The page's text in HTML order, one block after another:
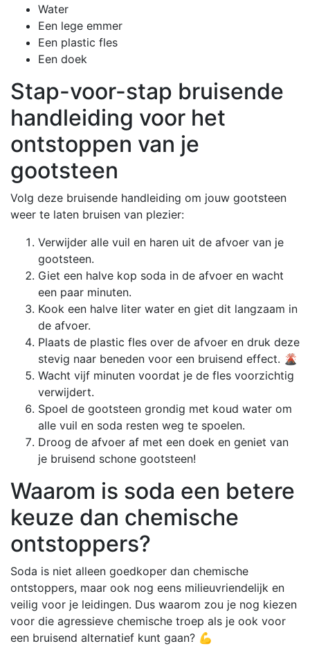
Water
Een lege emmer
Een plastic fles
Een doek
Stap-voor-stap bruisende
handleiding voor het
ontstoppen van je
gootsteen
Volg deze bruisende handleiding om jouw gootsteen
weer te laten bruisen van plezier:
Verwijder alle vuil en haren uit de afvoer van je
gootsteen.
Giet een halve kop soda in de afvoer en wacht
een paar minuten.
Kook een halve liter water en giet dit langzaam in
de afvoer.
Plaats de plastic fles over de afvoer en druk deze
stevig naar beneden voor een bruisend effect. 🌋
Wacht vijf minuten voordat je de fles voorzichtig
verwijdert.
Spoel de gootsteen grondig met koud water om
alle vuil en soda resten weg te spoelen.
Droog de afvoer af met een doek en geniet van
je bruisend schone gootsteen!
Waarom is soda een betere
keuze dan chemische
ontstoppers?
Soda is niet alleen goedkoper dan chemische
ontstoppers, maar ook nog eens milieuvriendelijk en
veilig voor je leidingen. Dus waarom zou je nog kiezen
voor die agressieve chemische troep als je ook voor
een bruisend alternatief kunt gaan? 💪